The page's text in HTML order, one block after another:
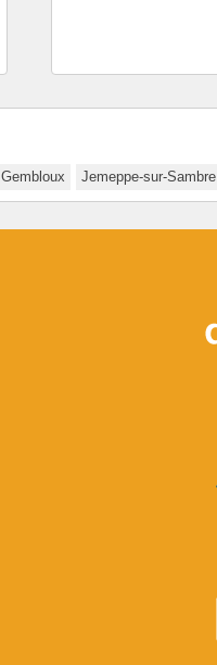
Gembloux Jemeppe-sur-Sambre